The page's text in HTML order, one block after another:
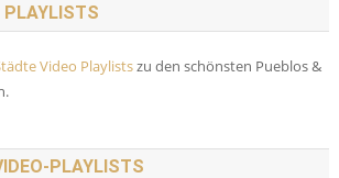
PLAYLISTS
Video Playlistszu den schönsten Pueblos &
PLAYLISTS